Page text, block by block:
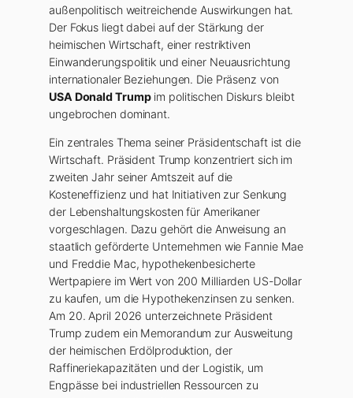
außenpolitisch weitreichende Auswirkungen hat.
Der Fokus liegt dabei auf der Stärkung der
heimischen Wirtschaft, einer restriktiven
Einwanderungspolitik und einer Neuausrichtung
internationaler Beziehungen. Die Präsenz von
USA Donald Trumpim politischen Diskurs bleibt
ungebrochen dominant.
Ein zentrales Thema seiner Präsidentschaft ist die
Wirtschaft. Präsident Trump konzentriert sich im
zweiten Jahr seiner Amtszeit auf die
Kosteneffizienz und hat Initiativen zur Senkung
der Lebenshaltungskosten für Amerikaner
vorgeschlagen. Dazu gehört die Anweisung an
staatlich geförderte Unternehmen wie Fannie Mae
und Freddie Mac, hypothekenbesicherte
Wertpapiere im Wert von 200 Milliarden US-Dollar
zu kaufen, um die Hypothekenzinsen zu senken.
Am 20. April 2026 unterzeichnete Präsident
Trump zudem ein Memorandum zur Ausweitung
der heimischen Erdölproduktion, der
Raffineriekapazitäten und der Logistik, um
Engpässe bei industriellen Ressourcen zu